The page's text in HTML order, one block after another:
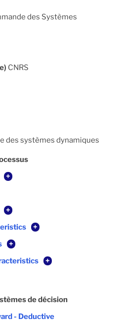
des Systèmes
CNRS
des systèmes dynamiques
+
+
+
+
+
de décision
- Deductive